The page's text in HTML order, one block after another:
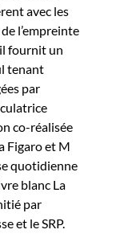
avec les
l’empreinte
fournit un
tenant
par
co-réalisée
Figaro et M
quotidienne
blanc La
par
et le SRP.